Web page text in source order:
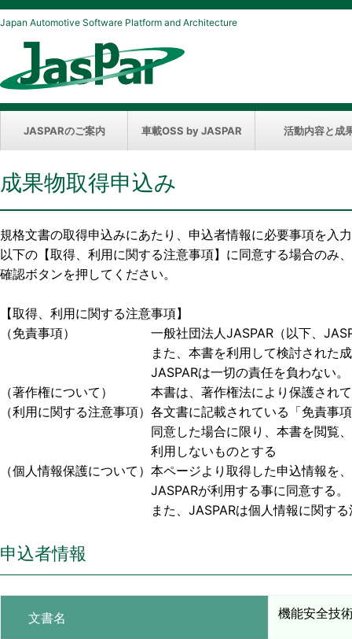
Japan Automotive Software Platform and Architecture
JASPARのご案内 車載OSS by JASPAR 活動内容と成
成果物取得申込み
規格文書の取得申込みにあたり、申込者情報に必要事項を入
以下の【取得、利用に関する注意事項】に同意する場合のみ
確認ボタンを押してください。
【取得、利用に関する注意事項】
（免責事項） 一般社団法人JASPAR（以下、
また、本書を利用して検討された成果物、また
JASPARは一切の責任を負わない。
（著作権について） 本書は、著作権法により保護されて
（利用に関する注意事項）各文書に記載されている「免責
同意した場合に限り、本書を閲覧、利用する
利用しないものとする
（個人情報保護について）本ページより取得した申込情報
JASPARが利用する事に同意する。
また、JASPARは個人情報に関する法令およ
申込者情報
文書名 機能安全技